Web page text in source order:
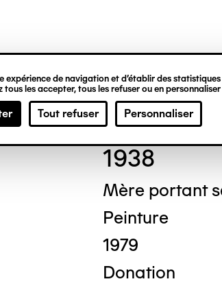
de navigation et d’établir des
les accepter, tous les refuser ou en
Tout refuser Personnaliser
André
1938
Mère portant
Peinture
1979
Donation